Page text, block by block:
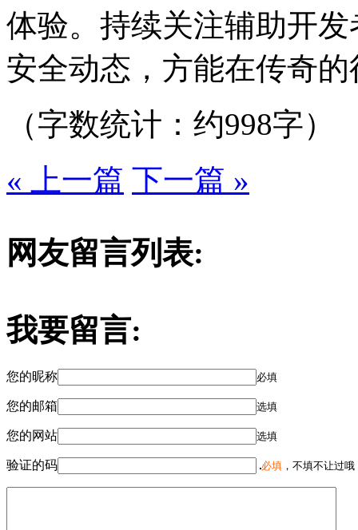
体验。持续关注辅助开
安全动态，方能在传奇
（字数统计：约998字）
« 上一篇 下一篇 »
网友留言列表:
我要留言:
您的昵称 必填
您的邮箱 选填
您的网站 选填
验证的码 必填 ，不填不让过